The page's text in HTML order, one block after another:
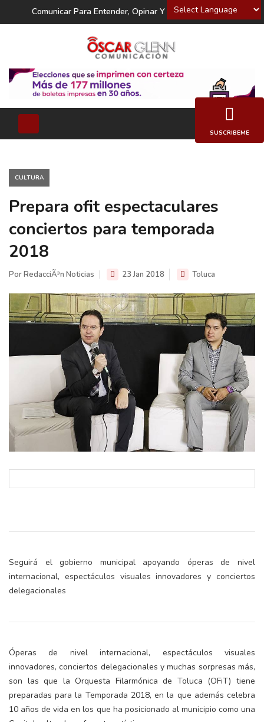
Powered by
Comunicar Para Entender, Opinar Y Decidir
CULTURA
Prepara ofit espectaculares
conciertos para temporada
2018
Por RedacciÃ³n Noticias 23 Jan 2018 Toluca
Seguirá el gobierno municipal apoyando óperas de nivel
internacional, espectáculos visuales innovadores y conciertos
delegacionales
Óperas de nivel internacional, espectáculos visuales
innovadores, conciertos delegacionales y muchas sorpresas más,
son las que la Orquesta Filarmónica de Toluca (OFiT) tiene
preparadas para la Temporada 2018, en la que además celebra
10 años de vida en los que ha posicionado al municipio como una
SUSCRIBEME